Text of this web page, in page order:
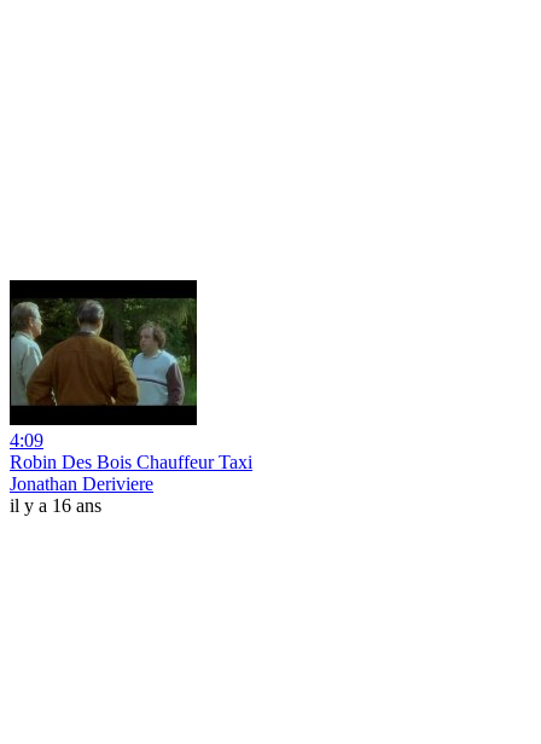
4:09
Robin Des Bois Chauffeur Taxi
Jonathan Deriviere
il y a 16 ans